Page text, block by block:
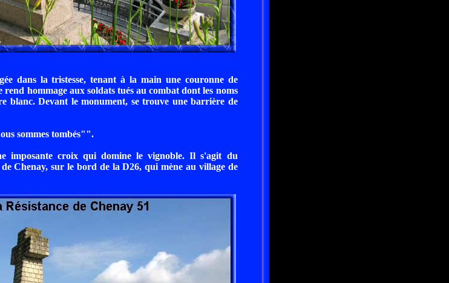
dans la tristesse, tenant à la main une couronne de
hommage aux soldats tués au combat dont les noms
blanc. Devant le monument, se trouve une barrière de
sommes tombés"".
imposante croix qui domine le vignoble. Il s'agit du
Chenay, sur le bord de la D26, qui mène au village de